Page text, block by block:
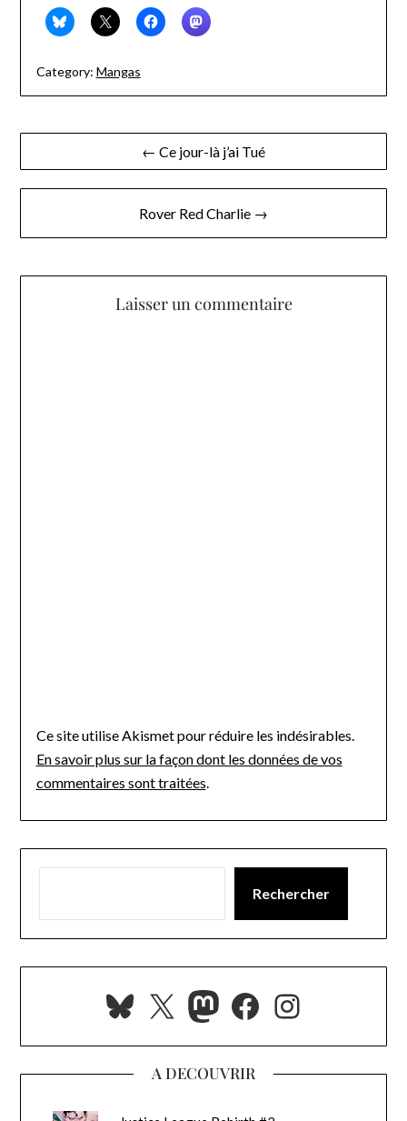
Category: Mangas
Navigation
de
← Ce jour-là j’ai Tué
Rover Red Charlie →
Laisser un commentaire
Ce site utilise Akismet pour réduire les indésirables.
En savoir plus sur la façon dont les données de vos
commentaires sont traitées.
Rechercher
Bluesky
X Mastodon
Facebook
A DECOUVRIR